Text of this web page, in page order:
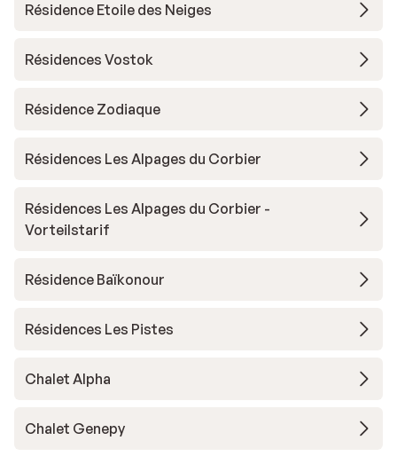
Résidence Etoile des Neiges
Résidences Vostok
Résidence Zodiaque
Résidences Les Alpages du Corbier
Résidences Les Alpages du Corbier -
Vorteilstarif
Résidence Baïkonour
Résidences Les Pistes
Chalet Alpha
Chalet Genepy